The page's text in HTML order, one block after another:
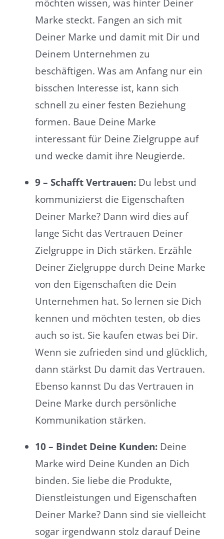
möchten wissen, was hinter Deiner
Marke steckt. Fangen an sich mit
Deiner Marke und damit mit Dir und
Deinem Unternehmen zu
beschäftigen. Was am Anfang nur ein
bisschen Interesse ist, kann sich
schnell zu einer festen Beziehung
formen. Baue Deine Marke
interessant für Deine Zielgruppe auf
und wecke damit ihre Neugierde.
9 – Schafft Vertrauen: Du lebst und
kommunizierst die Eigenschaften
Deiner Marke? Dann wird dies auf
lange Sicht das Vertrauen Deiner
Zielgruppe in Dich stärken. Erzähle
Deiner Zielgruppe durch Deine Marke
von den Eigenschaften die Dein
Unternehmen hat. So lernen sie Dich
kennen und möchten testen, ob dies
auch so ist. Sie kaufen etwas bei Dir.
Wenn sie zufrieden sind und glücklich,
dann stärkst Du damit das Vertrauen.
Ebenso kannst Du das Vertrauen in
Deine Marke durch persönliche
Kommunikation stärken.
10 – Bindet Deine Kunden: Deine
Marke wird Deine Kunden an Dich
binden. Sie liebe die Produkte,
Dienstleistungen und Eigenschaften
Deiner Marke? Dann sind sie vielleicht
sogar irgendwann stolz darauf Deine